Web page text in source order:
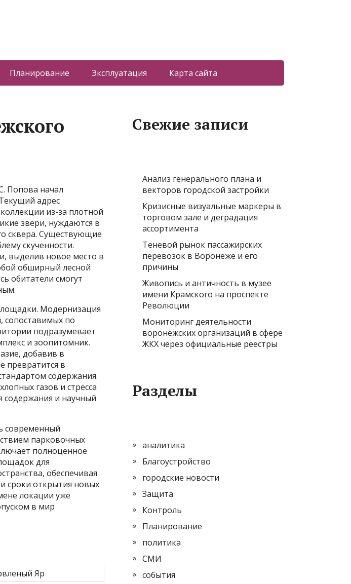
Планирование Эксплуатация Карта сайта
Попова начал
адрес
из-за плотной
звери, нуждаются в
сквера. Существующие
скученности.
выделив новое место в
обширный лесной
обитатели смогут
Модернизация
сопоставимых по
подразумевает
и зоопитомник.
добавив в
превратится в
содержания.
газов и стресса
содержания и научный
современный
парковочных
полноценное
для
обеспечивая
сроки открытия новых
локации уже
в мир
Яр
Свежие записи
Анализ генерального плана и
векторов городской застройки
Кризисные визуальные маркеры в
торговом зале и деградация
ассортимента
Теневой рынок пассажирских
перевозок в Воронеже и его
причины
Живопись и античность в музее
имени Крамского на проспекте
Революции
Мониторинг деятельности
воронежских организаций в сфере
ЖКХ через официальные реестры
Разделы
аналитика
Благоустройство
городские новости
Защита
Контроль
Планирование
политика
СМИ
события